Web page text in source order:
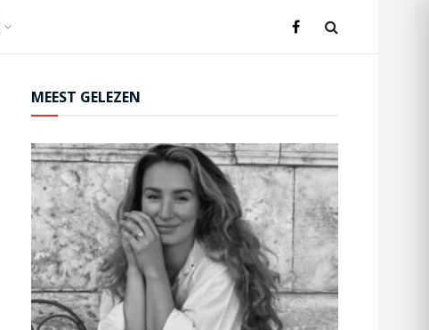
MEEST GELEZEN